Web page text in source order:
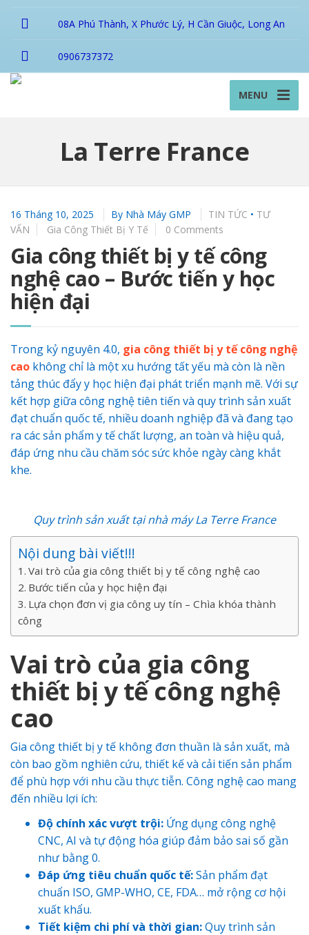
08A Phú Thành, X Phước Lý, H Cần Giuộc, Long An
0906737372
MENU
La Terre France
16 Tháng 10, 2025 By Nhà Máy GMP TIN TỨC • TƯ
VẤN
Gia Công Thiết Bị Y Tế 0 Comments
Gia công thiết bị y tế công
nghệ cao – Bước tiến y học
hiện đại
Trong kỷ nguyên 4.0, gia công thiết bị y tế công nghệ
cao không chỉ là một xu hướng tất yếu mà còn là nền
tảng thúc đẩy y học hiện đại phát triển mạnh mẽ. Với sự
kết hợp giữa công nghệ tiên tiến và quy trình sản xuất
đạt chuẩn quốc tế, nhiều doanh nghiệp đã và đang tạo
ra các sản phẩm y tế chất lượng, an toàn và hiệu quả,
đáp ứng nhu cầu chăm sóc sức khỏe ngày càng khắt
khe.
Quy trình sản xuất tại nhà máy La Terre France
Nội dung bài viết!!!
Vai trò của gia công thiết bị y tế công nghệ cao
Bước tiến của y học hiện đại
Lựa chọn đơn vị gia công uy tín – Chìa khóa thành
công
Vai trò của gia công
thiết bị y tế công nghệ
cao
Gia công thiết bị y tế không đơn thuần là sản xuất, mà
còn bao gồm nghiên cứu, thiết kế và cải tiến sản phẩm
để phù hợp với nhu cầu thực tiễn. Công nghệ cao mang
đến nhiều lợi ích:
Độ chính xác vượt trội: Ứng dụng công nghệ
CNC, AI và tự động hóa giúp đảm bảo sai số gần
như bằng 0.
Đáp ứng tiêu chuẩn quốc tế:Sản phẩm đạt
chuẩn ISO, GMP-WHO, CE, FDA… mở rộng cơ hội
xuất khẩu.
Tiết kiệm chi phí và thời gian:Quy trình sản